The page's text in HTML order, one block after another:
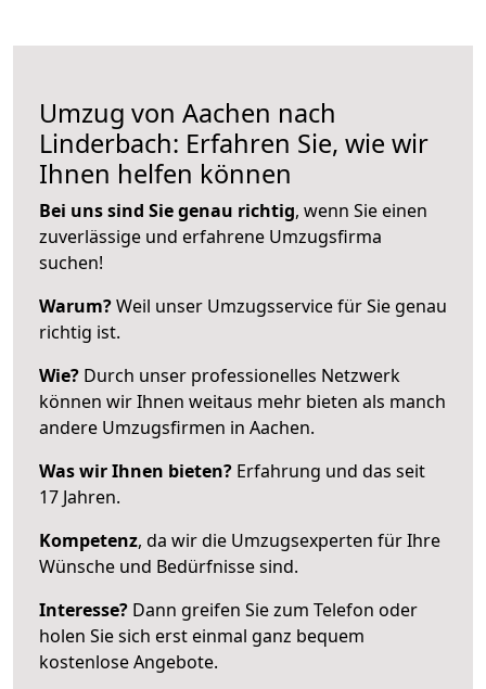
Umzug von Aachen nach
Linderbach: Erfahren Sie, wie wir
Ihnen helfen können
Bei uns sind Sie genau richtig, wenn Sie einen
zuverlässige und erfahrene Umzugsfirma
suchen!
Warum?Weil unser Umzugsservice für Sie genau
richtig ist.
Wie? Durch unser professionelles Netzwerk
können wir Ihnen weitaus mehr bieten als manch
andere Umzugsfirmen in Aachen.
Was wir Ihnen bieten? Erfahrung und das seit
17 Jahren.
Kompetenz, da wir die Umzugsexperten für Ihre
Wünsche und Bedürfnisse sind.
Interesse? Dann greifen Sie zum Telefon oder
holen Sie sich erst einmal ganz bequem
kostenlose Angebote.